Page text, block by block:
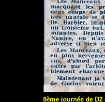
8ème journée de D2